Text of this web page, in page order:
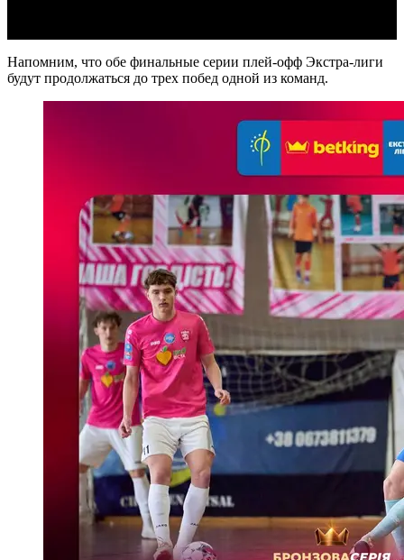
Напомним, что обе финальные серии плей-офф Экстра-лиги
будут продолжаться до трех побед одной из команд.